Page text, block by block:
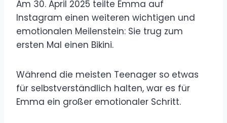
Am 30. April 2025 teilte Emma auf
Instagram einen weiteren wichtigen und
emotionalen Meilenstein: Sie trug zum
ersten Mal einen Bikini.
Während die meisten Teenager so etwas
für selbstverständlich halten, war es für
Emma ein großer emotionaler Schritt.